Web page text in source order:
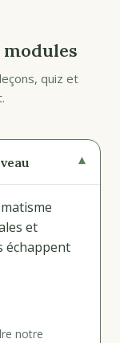
quiz et
▾
et
échappent
notre